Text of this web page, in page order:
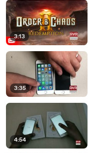
3:13
3:35
4:54